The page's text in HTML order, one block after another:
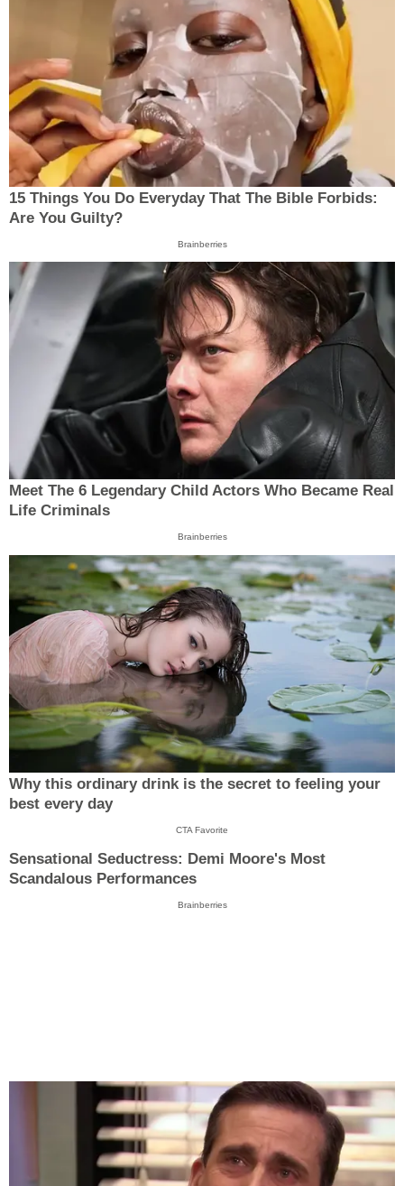
15 Things You Do Everyday That The Bible Forbids:
Are You Guilty?
Brainberries
Meet The 6 Legendary Child Actors Who Became Real
Life Criminals
Brainberries
Why this ordinary drink is the secret to feeling your
best every day
CTA Favorite
Sensational Seductress: Demi Moore's Most
Scandalous Performances
Brainberries